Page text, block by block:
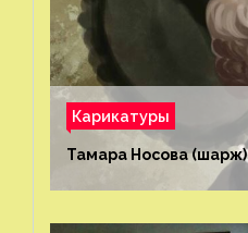
Карикатуры
Тамара Носова (шарж)⁠⁠